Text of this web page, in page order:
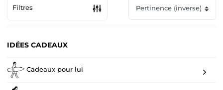
Filtres
IDÉES CADEAUX
Cadeaux pour lui